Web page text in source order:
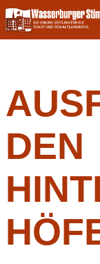
Skip
to
content
DEN